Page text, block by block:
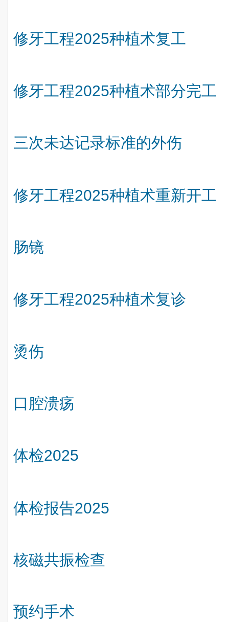
修牙工程2025种植术复工
修牙工程2025种植术部分完工
三次未达记录标准的外伤
修牙工程2025种植术重新开工
肠镜
修牙工程2025种植术复诊
烫伤
口腔溃疡
体检2025
体检报告2025
核磁共振检查
预约手术